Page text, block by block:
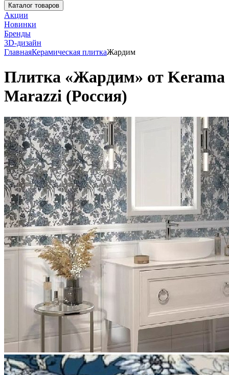
Каталог товаров
Акции
Новинки
Бренды
3D-дизайн
ГлавнаяКерамическая плиткаЖардим
Плитка «Жардим» от Kerama
Marazzi (Россия)